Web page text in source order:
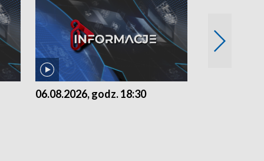
06.08.2026, godz. 18:30